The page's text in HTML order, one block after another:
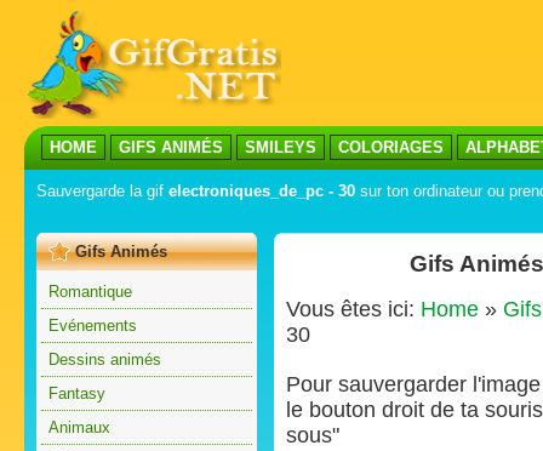
HOME GIFS ANIMÉS SMILEYS COLORIAGES
Sauvergarde la gif electroniques_de_pc - 30 sur ton ordinateur ou
Gifs Animés
Romantique
Evénements
Dessins animés
Fantasy
Animaux
Gifs
Vous êtes ici: Home »
30
Pour sauvergarder
le bouton droit de ta
sous"